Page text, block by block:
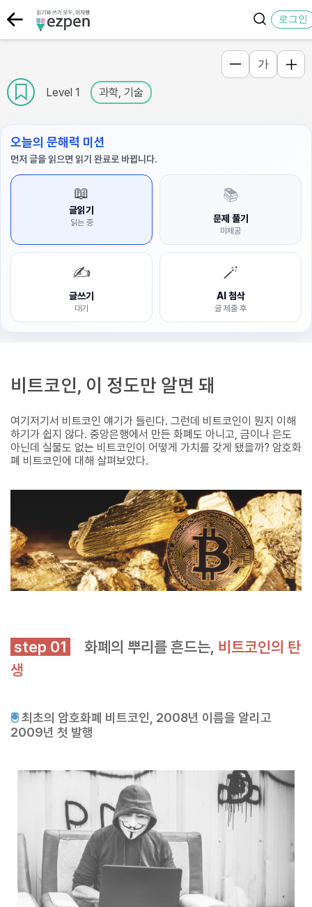
로그인
Level 1 과학, 기술
가
오늘의 문해력 미션
먼저 글을 읽으면 읽기 완료로 바뀝니다.
📖
글읽기
읽는 중
📚
문제 풀기
미제공
✍️
글쓰기
대기
🪄
AI 첨삭
글 제출 후
비트코인, 이 정도만 알면 돼
여기저기서 비트코인 얘기가 들린다. 그런데 비트코인이 뭔지 이해
하기가 쉽지 않다. 중앙은행에서 만든 화폐도 아니고, 금이나 은도
아닌데 실물도 없는 비트코인이 어떻게 가치를 갖게 됐을까? 암호화
폐 비트코인에 대해 살펴보았다.
step 01 화폐의 뿌리를 흔드는, 비트코인의 탄
생
🖲최초의 암호화폐 비트코인, 2008년 이름을 알리고
2009년 첫 발행